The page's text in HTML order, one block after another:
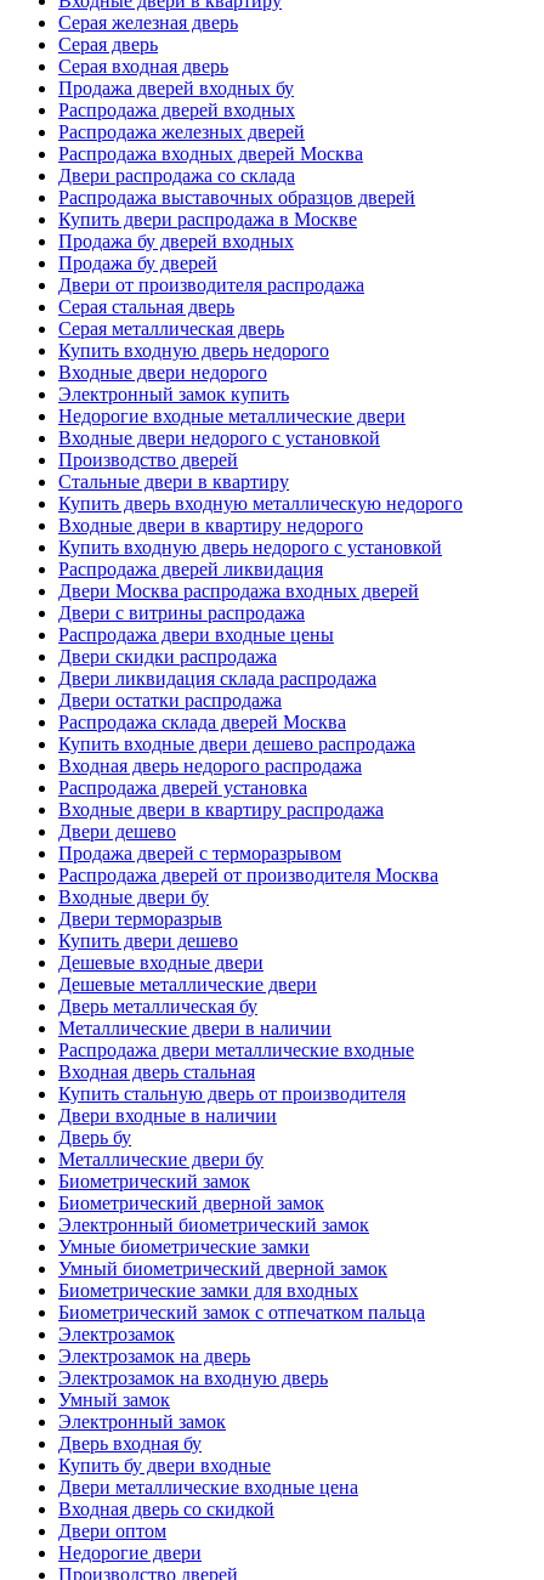
Серая железная дверь
Серая дверь
Серая входная дверь
Продажа дверей входных бу
Распродажа дверей входных
Распродажа железных дверей
Распродажа входных дверей Москва
Двери распродажа со склада
Распродажа выставочных образцов дверей
Купить двери распродажа в Москве
Продажа бу дверей входных
Продажа бу дверей
Двери от производителя распродажа
Серая стальная дверь
Серая металлическая дверь
Купить входную дверь недорого
Входные двери недорого
Электронный замок купить
Недорогие входные металлические двери
Входные двери недорого с установкой
Производство дверей
Стальные двери в квартиру
Купить дверь входную металлическую недорого
Входные двери в квартиру недорого
Купить входную дверь недорого с установкой
Распродажа дверей ликвидация
Двери Москва распродажа входных дверей
Двери с витрины распродажа
Распродажа двери входные цены
Двери скидки распродажа
Двери ликвидация склада распродажа
Двери остатки распродажа
Распродажа склада дверей Москва
Купить входные двери дешево распродажа
Входная дверь недорого распродажа
Распродажа дверей установка
Входные двери в квартиру распродажа
Двери дешево
Продажа дверей с терморазрывом
Распродажа дверей от производителя Москва
Входные двери бу
Двери терморазрыв
Купить двери дешево
Дешевые входные двери
Дешевые металлические двери
Дверь металлическая бу
Металлические двери в наличии
Распродажа двери металлические входные
Входная дверь стальная
Купить стальную дверь от производителя
Двери входные в наличии
Дверь бу
Металлические двери бу
Биометрический замок
Биометрический дверной замок
Электронный биометрический замок
Умные биометрические замки
Умный биометрический дверной замок
Биометрические замки для входных
Биометрический замок с отпечатком пальца
Электрозамок
Электрозамок на дверь
Электрозамок на входную дверь
Умный замок
Электронный замок
Дверь входная бу
Купить бу двери входные
Двери металлические входные цена
Входная дверь со скидкой
Двери оптом
Недорогие двери
Производство дверей